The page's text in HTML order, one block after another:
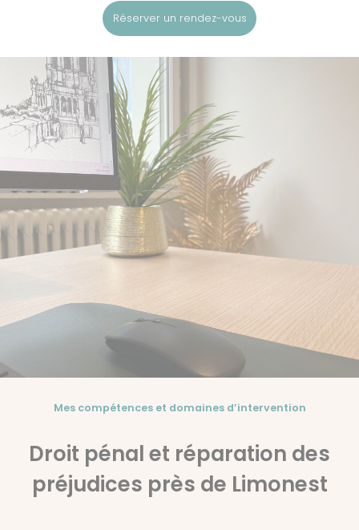
Réserver un rendez-vous
Mes compétences et domaines d’intervention
Droit pénal et réparation des
préjudices près de Limonest